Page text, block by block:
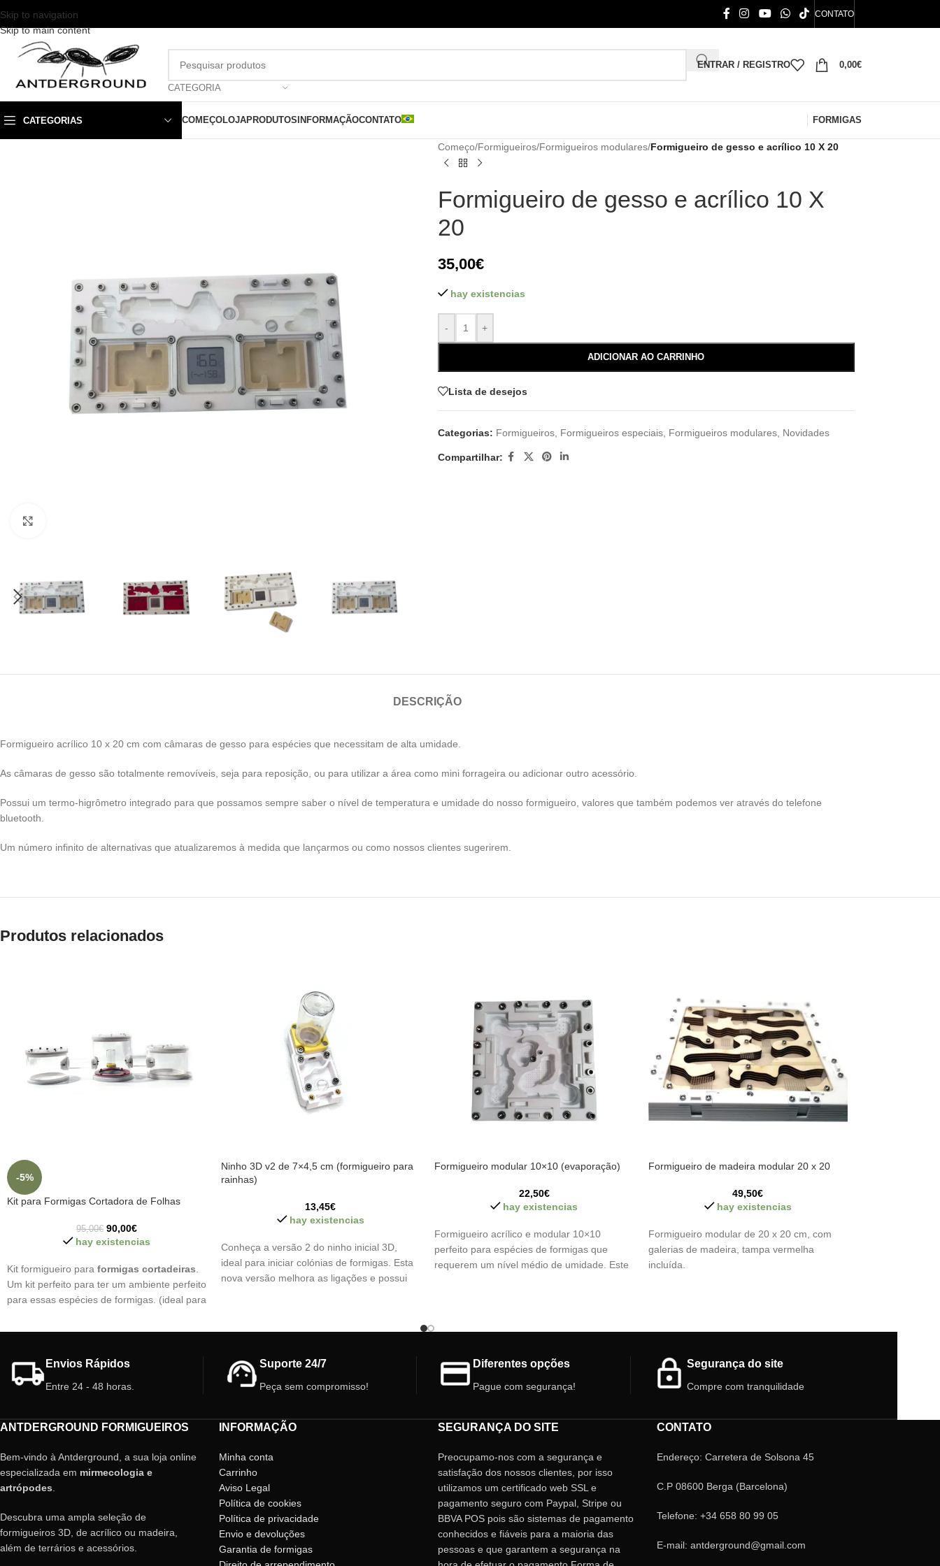
Skip to navigation
Skip to main content
CONTATO
CATEGORIA
ENTRAR / REGISTRO 0,00€
CATEGORIAS COMEÇOLOJAPRODUTOS INFORMAÇÃOCONTATO FORMIGAS
Começo/Formigueiros/Formigueiros modulares/Formigueiro de gesso e acrílico 10 X 20
Formigueiro de gesso e acrílico 10 X
20
35,00€
hay existencias
- +
ADICIONAR AO CARRINHO
Lista de desejos
Categorias: Formigueiros, Formigueiros especiais, Formigueiros modulares, Novidades
Compartilhar:
DESCRIÇÃO
Formigueiro acrílico 10 x 20 cm com câmaras de gesso para espécies que necessitam de alta umidade.
As câmaras de gesso são totalmente removíveis, seja para reposição, ou para utilizar a área como mini forrageira ou adicionar outro acessório.
Possui um termo-higrômetro integrado para que possamos sempre saber o nível de temperatura e umidade do nosso formigueiro, valores que também podemos ver através do telefone
bluetooth.
Um número infinito de alternativas que atualizaremos à medida que lançarmos ou como nossos clientes sugerirem.
Produtos relacionados
-5%
Kit para Formigas Cortadora de Folhas
95,00€ 90,00€
hay existencias
Kit formigueiro para formigas cortadeiras.
Um kit perfeito para ter um ambiente perfeito
para essas espécies de formigas. (ideal para
1 Módulo para o fungo. Tamanho 10 x 10
(cm).
1 Módulo para área de forrageamento
1 Módulo de limpeza/resíduos medindo 10 x
2 tubos de metacrilato com 3 cm de
diâmetro.
4 Conectores para tubo de metacrilato.
diferentes módulos.
Bebedouro de 20 ml (versão AntClick)
Importante:
Ninho 3D v2 de 7×4,5 cm (formigueiro para
rainhas)
13,45€
hay existencias
Conheça a versão 2 do ninho inicial 3D,
ideal para iniciar colónias de formigas. Esta
nova versão melhora as ligações e possui
Características do formigueiro:
Tamanho: 7cm x 4,5cm
Cor: Branco
Porta: Giratória com sistema de segurança
Formigueiro modular 10×10 (evaporação)
22,50€
hay existencias
Formigueiro acrílico e modular 10×10
perfeito para espécies de formigas que
requerem um nível médio de umidade. Este
Formigueiro de madeira modular 20 x 20
49,50€
hay existencias
Formigueiro modular de 20 x 20 cm, com
galerias de madeira, tampa vermelha
incluída.
Envios Rápidos
Entre 24 - 48 horas.
Suporte 24/7
Peça sem compromisso!
Diferentes opções
Pague com segurança!
Segurança do site
Compre com tranquilidade
ANTDERGROUND FORMIGUEIROS
Bem-vindo à Antderground, a sua loja online
especializada em mirmecologia e
artrópodes
Descubra uma ampla seleção de
formigueiros 3D, de acrílico ou madeira,
além de terrários e acessórios.
INFORMAÇÃO
Minha conta
Carrinho
Aviso Legal
Política de cookies
Política de privacidade
Envio e devoluções
Garantia de formigas
SEGURANÇA DO SITE
Preocupamo-nos com a segurança e
satisfação dos nossos clientes, por isso
utilizamos um certificado web SSL e
pagamento seguro com Paypal, Stripe ou
BBVA POS pois são sistemas de pagamento
conhecidos e fiáveis ​​para a maioria das
pessoas e que garantem a segurança na
CONTATO
Endereço: Carretera de Solsona 45
C.P 08600 Berga (Barcelona)
Telefone: +34 658 80 99 05
E-mail: antderground@gmail.com